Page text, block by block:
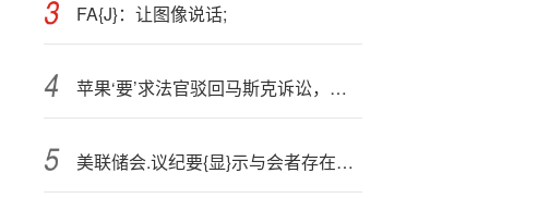
FA{J}：让图像说话;
苹果‘要’求法官驳回马斯克诉讼，否认与OpenAI合作损害xAI
美联储会.议纪要{显}示与会者存在对美国国债市场脆弱性的担忧